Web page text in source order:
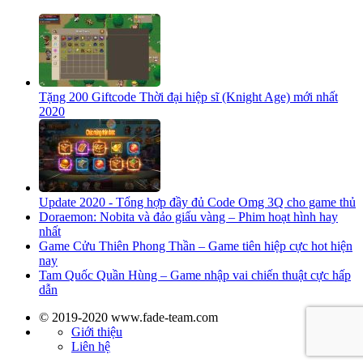
Tặng 200 Giftcode Thời đại hiệp sĩ (Knight Age) mới nhất
2020
Update 2020 - Tổng hợp đầy đủ Code Omg 3Q cho game thủ
Doraemon: Nobita và đảo giấu vàng – Phim hoạt hình hay
nhất
Game Cửu Thiên Phong Thần – Game tiên hiệp cực hot hiện
nay
Tam Quốc Quần Hùng – Game nhập vai chiến thuật cực hấp
dẫn
© 2019-2020 www.fade-team.com
Giới thiệu
Liên hệ